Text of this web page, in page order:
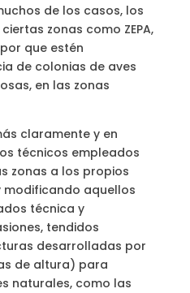
de los casos, los
zonas como ZEPA,
que estén
de colonias de aves
en las zonas
claramente y en
técnicos empleados
zonas a los propios
aquellos
técnica y
tendidos
desarrolladas por
de altura) para
naturales, como las